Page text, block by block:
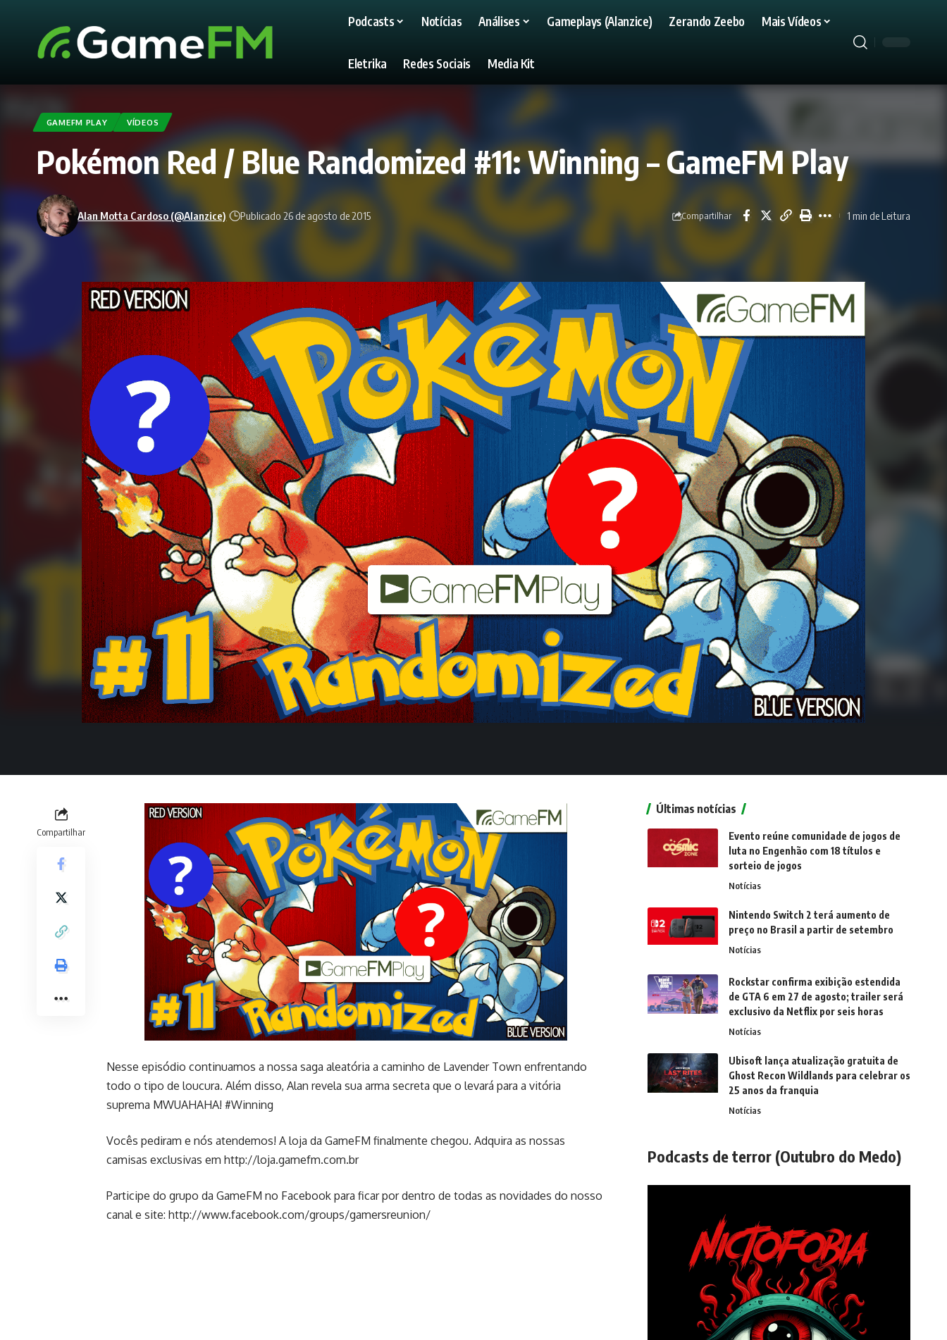
Podcasts Notícias Análises Gameplays (Alanzice) Zerando Zeebo Mais Vídeos
Eletrika Redes Sociais Media Kit
GAMEFM PLAY VÍDEOS
Pokémon Red / Blue Randomized #11: Winning – GameFM Play
Alan Motta Cardoso (@Alanzice) Publicado 26 de agosto de 2015 Compartilhar 1 min de Leitura
Compartilhar
Nesse episódio continuamos a nossa saga aleatória a caminho de Lavender Town enfrentando
todo o tipo de loucura. Além disso, Alan revela sua arma secreta que o levará para a vitória
suprema MWUAHAHA! #Winning
Vocês pediram e nós atendemos! A loja da GameFM finalmente chegou. Adquira as nossas
camisas exclusivas em http://loja.gamefm.com.br
Participe do grupo da GameFM no Facebook para ficar por dentro de todas as novidades do nosso
canal e site: http://www.facebook.com/groups/gamersreunion/
Últimas notícias
Evento reúne comunidade de jogos de
luta no Engenhão com 18 títulos e
sorteio de jogos
Notícias
Nintendo Switch 2 terá aumento de
preço no Brasil a partir de setembro
Notícias
Rockstar confirma exibição estendida
de GTA 6 em 27 de agosto; trailer será
exclusivo da Netflix por seis horas
Notícias
Ubisoft lança atualização gratuita de
Ghost Recon Wildlands para celebrar os
25 anos da franquia
Notícias
Podcasts de terror (Outubro do Medo)